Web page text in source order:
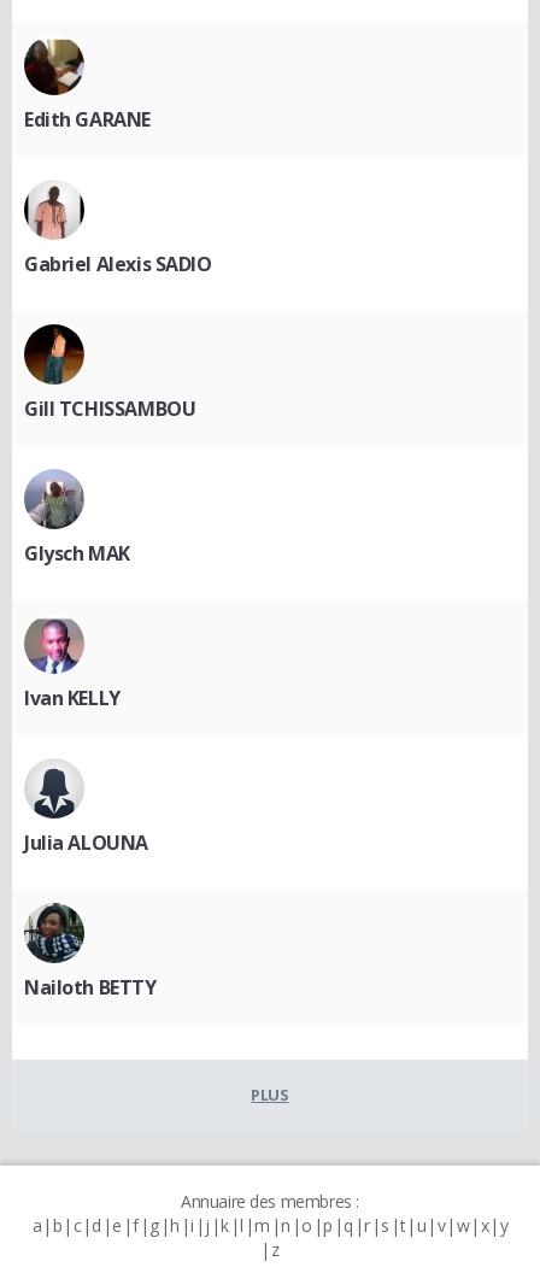
Edith GARANE
Gabriel Alexis SADIO
Gill TCHISSAMBOU
Glysch MAK
Ivan KELLY
Julia ALOUNA
Nailoth BETTY
PLUS
Annuaire des membres :
a b c d e f g h i j k l m n o p q r s t u v w x y
z